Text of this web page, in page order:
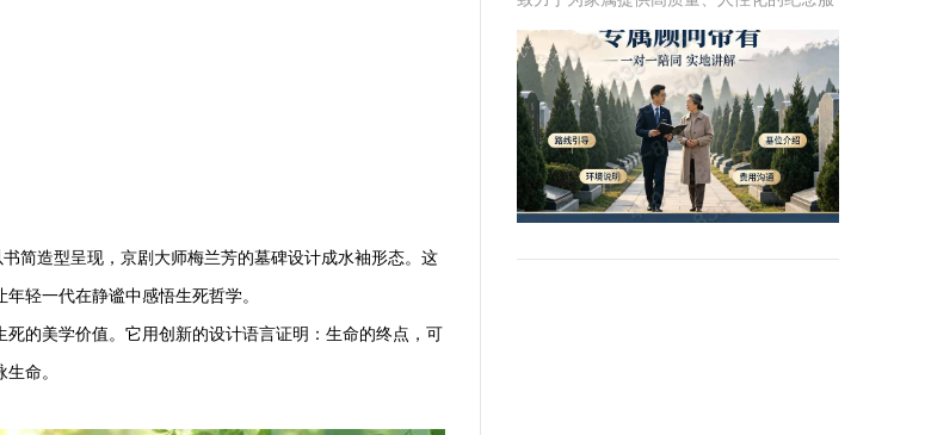
简造型呈现，京剧大师梅兰芳的墓碑设计成水袖形态。这
轻一代在静谧中感悟生死哲学。
的美学价值。它用创新的设计语言证明：生命的终点，可
命。
务。本文将详细介绍思亲园陵园人文纪念墓
碑的定价明细，以及专属追思场地的购墓优
惠活动，帮助家属更好地了解和选择合适的
纪念方式。